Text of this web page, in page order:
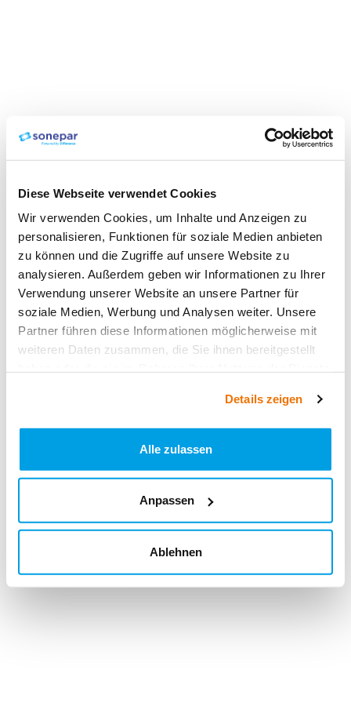
Diese Webseite verwendet Cookies
Wir verwenden Cookies, um Inhalte und Anzeigen zu
personalisieren, Funktionen für soziale Medien anbieten
zu können und die Zugriffe auf unsere Website zu
analysieren. Außerdem geben wir Informationen zu Ihrer
Verwendung unserer Website an unsere Partner für
soziale Medien, Werbung und Analysen weiter. Unsere
Partner führen diese Informationen möglicherweise mit
weiteren Daten zusammen, die Sie ihnen bereitgestellt
Details zeigen
Alle zulassen
Anpassen
Ablehnen